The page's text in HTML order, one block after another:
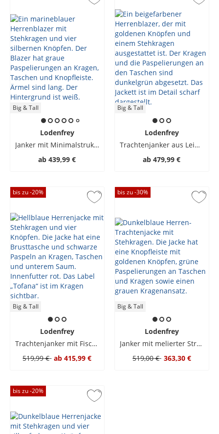
Big & Tall
Lodenfrey
Janker mit Minimalstruktur und Leinenanteil
ab 439,99 €
Big & Tall
Lodenfrey
Trachtenjanker aus Leinen und Baumwolle
ab 479,99 €
bis zu -20%
Big & Tall
Lodenfrey
Trachtenjanker mit Fischgrät-Muster und Wappenknöpfen
519,99 € ab 415,99 €
bis zu -30%
Big & Tall
Lodenfrey
Janker mit melierter Struktur und Kontrastpaspeln
519,00 € 363,30 €
bis zu -20%